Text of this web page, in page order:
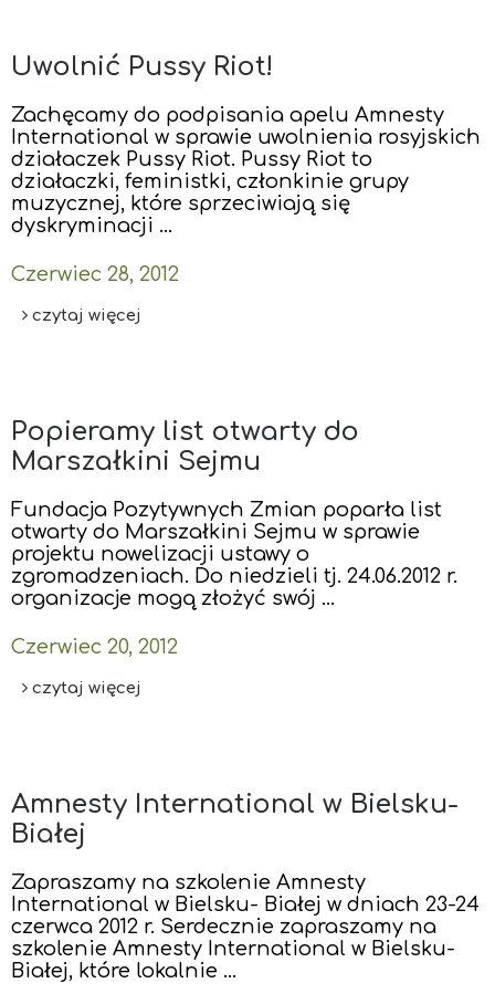
Uwolnić Pussy Riot!
Zachęcamy do podpisania apelu Amnesty
International w sprawie uwolnienia rosyjskich
działaczek Pussy Riot. Pussy Riot to
działaczki, feministki, członkinie grupy
muzycznej, które sprzeciwiają się
dyskryminacji …
Czerwiec 28, 2012
czytaj więcej
Popieramy list otwarty do
Marszałkini Sejmu
Fundacja Pozytywnych Zmian poparła list
otwarty do Marszałkini Sejmu w sprawie
projektu nowelizacji ustawy o
zgromadzeniach. Do niedzieli tj. 24.06.2012 r.
organizacje mogą złożyć swój …
Czerwiec 20, 2012
czytaj więcej
Amnesty International w Bielsku-
Białej
Zapraszamy na szkolenie Amnesty
International w Bielsku- Białej w dniach 23-24
czerwca 2012 r. Serdecznie zapraszamy na
szkolenie Amnesty International w Bielsku-
Białej, które lokalnie …